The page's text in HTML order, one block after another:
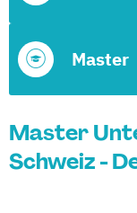
Master
Master
Schweiz -